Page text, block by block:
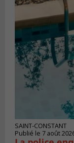
SAINT-CONSTANT
Publié le 7 août